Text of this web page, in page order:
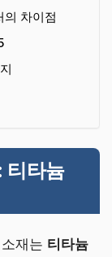
의 차이점
티타늄
재는 티타늄